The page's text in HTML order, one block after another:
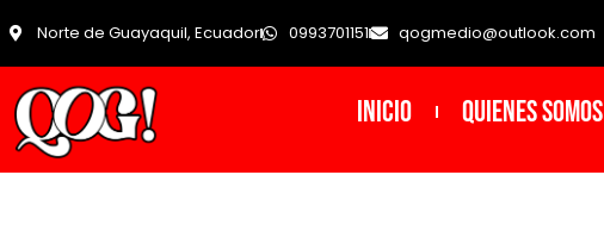
Norte de Guayaquil, Ecuador 0993701151 qogmedio@outlook.com
INICIO Quienes Somos